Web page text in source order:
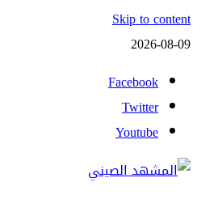
Skip to content
2026-08-09
Facebook
Twitter
Youtube